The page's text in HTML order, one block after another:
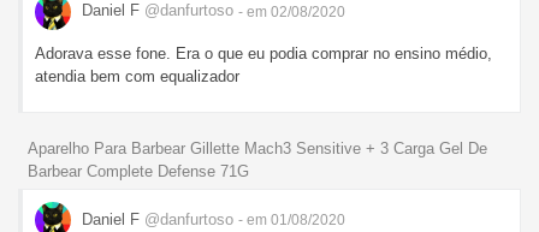
Daniel F @danfurtoso - em 02/08/2020
Adorava esse fone. Era o que eu podia comprar no ensino médio,
atendia bem com equalizador
Aparelho Para Barbear Gillette Mach3 Sensitive + 3 Carga Gel De
Barbear Complete Defense 71G
Daniel F @danfurtoso - em 01/08/2020